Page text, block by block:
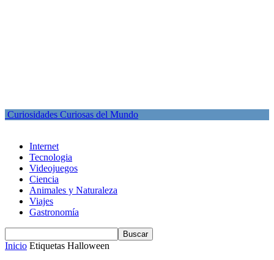
Curiosidades Curiosas del Mundo
Internet
Tecnologia
Videojuegos
Ciencia
Animales y Naturaleza
Viajes
Gastronomía
Inicio Etiquetas Halloween